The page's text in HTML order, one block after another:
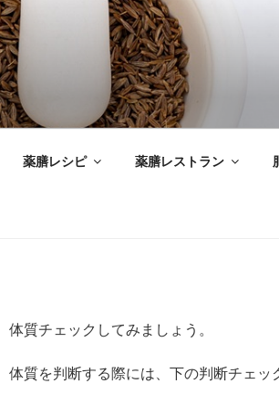
薬膳レシピ 薬膳レストラン
体質チェックしてみましょう。
体質を判断する際には、下の判断チェッ